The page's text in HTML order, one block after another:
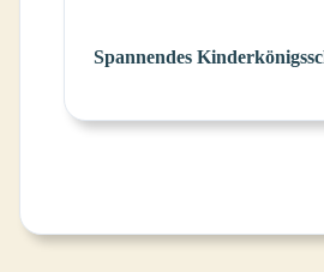
Spannendes